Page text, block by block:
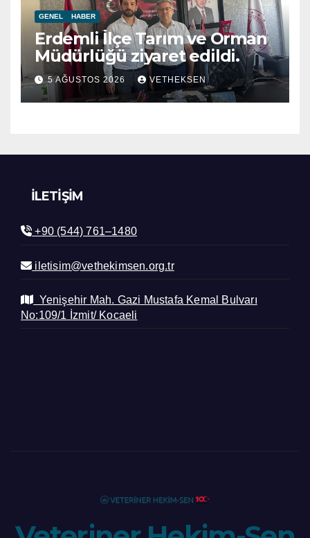
GENEL HABER
Erdemli İlçe Tarım ve Orman
Müdürlüğü ziyaret edildi.
5 AĞUSTOS 2026 VETHEKSEN
İLETIŞIM
+90 (544) 761–1480
iletisim@vethekimsen.org.tr
Yenişehir Mah. Gazi Mustafa Kemal Bulvarı
No:109/1 İzmit/ Kocaeli